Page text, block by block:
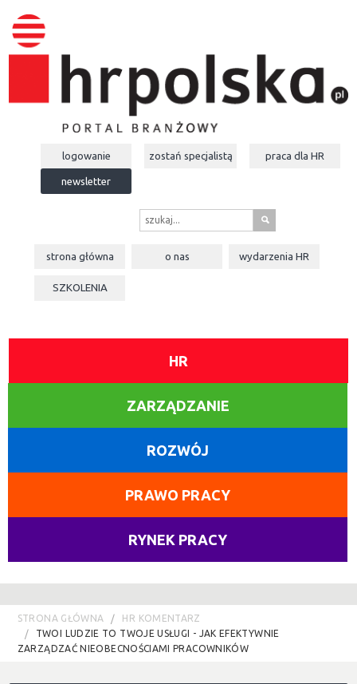
logowanie zostań specjalistą praca dla HR
newsletter
s
strona główna o nas wydarzeniaHR
SZKOLENIA
HR
ZARZĄDZANIE
ROZWÓJ
PRAWO PRACY
RYNEK PRACY
STRONA GŁÓWNA
HR KOMENTARZ
TWOI LUDZIE TO TWOJE USŁUGI - JAK EFEKTYWNIE
ZARZĄDZAĆ NIEOBECNOŚCIAMI PRACOWNIKÓW